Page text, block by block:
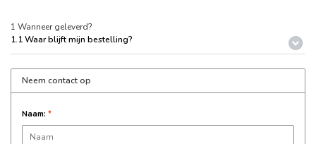
1 Wanneer geleverd?
1.1 Waar blijft mijn bestelling?
Neem contact op
Naam: *